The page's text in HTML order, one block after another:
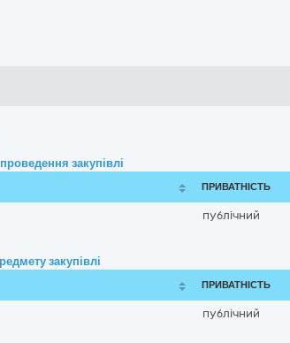
закупівлі
ПРИВАТНІСТЬ
публічний
закупівлі
ПРИВАТНІСТЬ
публічний